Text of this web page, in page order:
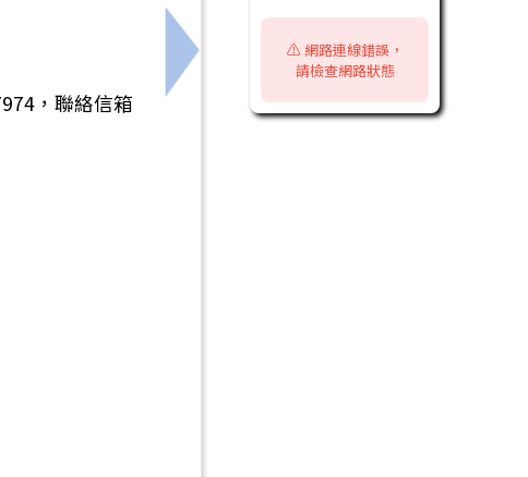
班招生說明會」
，聯絡信箱
下一筆：轉知國立高雄師範大學辦理「
⚠️ 網路連線錯誤，
請檢查網路狀態